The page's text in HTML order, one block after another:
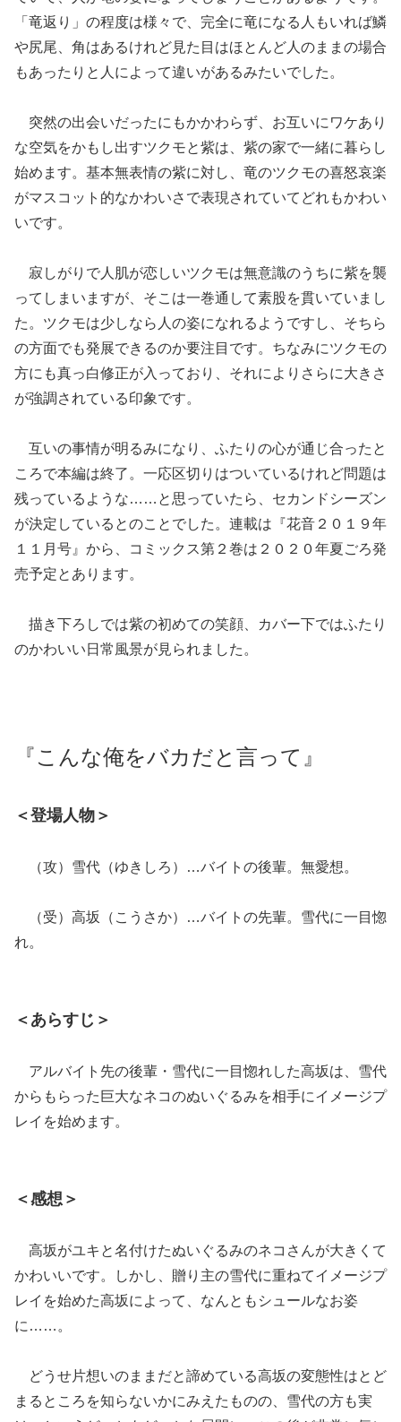
「竜返り」の程度は様々で、完全に竜になる人もいれば鱗
や尻尾、角はあるけれど見た目はほとんど人のままの場合
もあったりと人によって違いがあるみたいでした。
突然の出会いだったにもかかわらず、お互いにワケあり
な空気をかもし出すツクモと紫は、紫の家で一緒に暮らし
始めます。基本無表情の紫に対し、竜のツクモの喜怒哀楽
がマスコット的なかわいさで表現されていてどれもかわい
いです。
寂しがりで人肌が恋しいツクモは無意識のうちに紫を襲
ってしまいますが、そこは一巻通して素股を貫いていまし
た。ツクモは少しなら人の姿になれるようですし、そちら
の方面でも発展できるのか要注目です。ちなみにツクモの
方にも真っ白修正が入っており、それによりさらに大きさ
が強調されている印象です。
互いの事情が明るみになり、ふたりの心が通じ合ったと
ころで本編は終了。一応区切りはついているけれど問題は
残っているような……と思っていたら、セカンドシーズン
が決定しているとのことでした。連載は『花音２０１９年
１１月号』から、コミックス第２巻は２０２０年夏ごろ発
売予定とあります。
描き下ろしでは紫の初めての笑顔、カバー下ではふたり
のかわいい日常風景が見られました。
『こんな俺をバカだと言って』
＜登場人物＞
（攻）雪代（ゆきしろ）…バイトの後輩。無愛想。
（受）高坂（こうさか）…バイトの先輩。雪代に一目惚
れ。
＜あらすじ＞
アルバイト先の後輩・雪代に一目惚れした高坂は、雪代
からもらった巨大なネコのぬいぐるみを相手にイメージプ
レイを始めます。
＜感想＞
高坂がユキと名付けたぬいぐるみのネコさんが大きくて
かわいいです。しかし、贈り主の雪代に重ねてイメージプ
レイを始めた高坂によって、なんともシュールなお姿
に……。
どうせ片想いのままだと諦めている高坂の変態性はとど
まるところを知らないかにみえたものの、雪代の方も実